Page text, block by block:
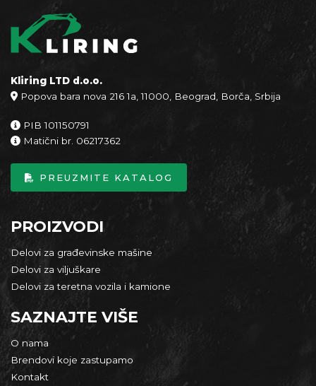
RT2309633 AIRMAN AX16 230X96X33
RT2309633 AIRMAN AX16-2 230X96X33
RT2309633 AIRMAN AX16-2N('2002) 230X96X33
RT2309633 AIRMAN AX17 230X96X33
RT2309633 AIRMAN AX17-2 230X96X33
RT2309633 AIRMAN AX17-2N 230X96X33
RT2309633 AIRMAN AX17CGL-2N 230X96X33
RT2309635 AIRMAN AX17U 230X96X35
RT30052572N AIRMAN AX18-2 250X52,5X73
RT2609641 AIRMAN AX20U 250X96X41
RT30010938N AIRMAN AX20UR 250X107X38
Kliring LTD d.o.o.
Popova bara nova 216 1a, 11000, Beograd, Borča, Srbija
PIB 101150791
Matični br. 06217362
PREUZMITE KATALOG
PROIZVODI
Delovi za građevinske mašine
Delovi za viljuškare
Delovi za teretna vozila i kamione
SAZNAJTE VIŠE
O nama
Brendovi koje zastupamo
Kontakt